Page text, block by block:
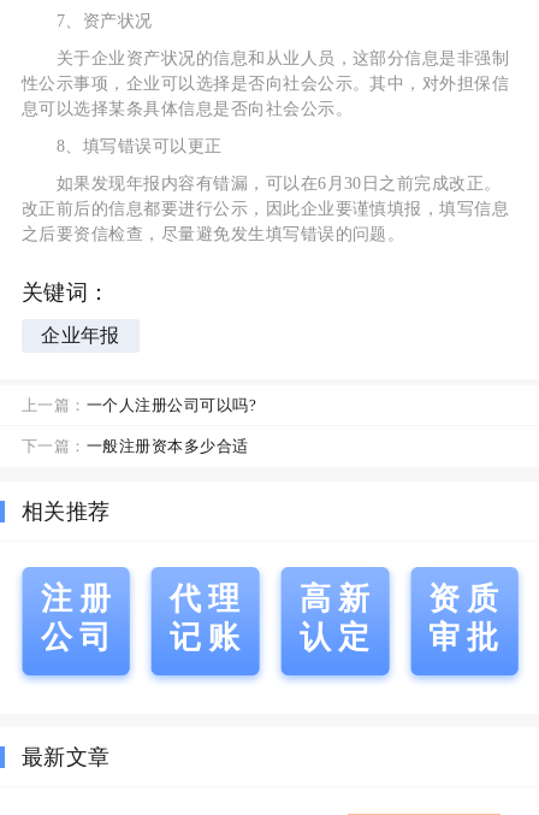
7、资产状况
关于企业资产状况的信息和从业人员，这部分信息是非强制
性公示事项，企业可以选择是否向社会公示。其中，对外担保信
息可以选择某条具体信息是否向社会公示。
8、填写错误可以更正
如果发现年报内容有错漏，可以在6月30日之前完成改正。
改正前后的信息都要进行公示，因此企业要谨慎填报，填写信息
之后要资信检查，尽量避免发生填写错误的问题。
关键词：
企业年报
上一篇： 一个人注册公司可以吗?
下一篇： 一般注册资本多少合适
相关推荐
注册
公司
代理
记账
高新
认定
资质
审批
最新文章